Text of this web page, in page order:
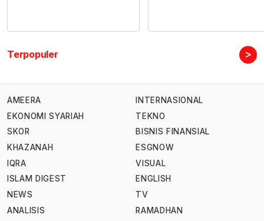
Terpopuler >
AMEERA
EKONOMI SYARIAH
SKOR
KHAZANAH
IQRA
ISLAM DIGEST
NEWS
ANALISIS
INTERNASIONAL
TEKNO
BISNIS FINANSIAL
ESGNOW
VISUAL
ENGLISH
TV
RAMADHAN